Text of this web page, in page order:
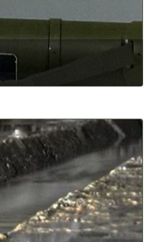
будівництва з
Зведення школи
почали будівництво
того ж року
учнів. Складно
з половиною
виконаних робіт
швидкість
архітекторів та
має виразний вигляд.
цивільний
на той час вже мав